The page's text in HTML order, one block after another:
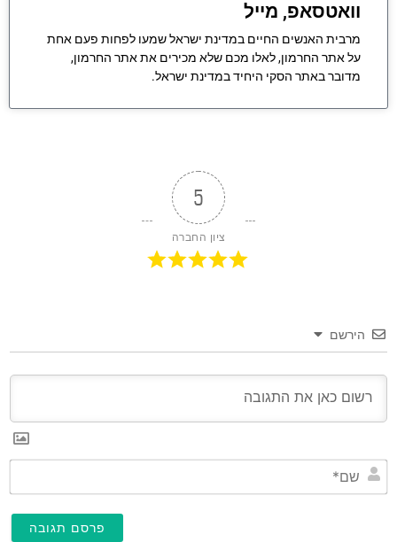
וואטסאפ, מייל
מרבית האנשים החיים במדינת ישראל שמעו לפחות פעם אחת
על אתר החרמון, לאלו מכם שלא מכירים את אתר החרמון,
מדובר באתר הסקי היחיד במדינת ישראל.
5
ציון החברה
הירשם